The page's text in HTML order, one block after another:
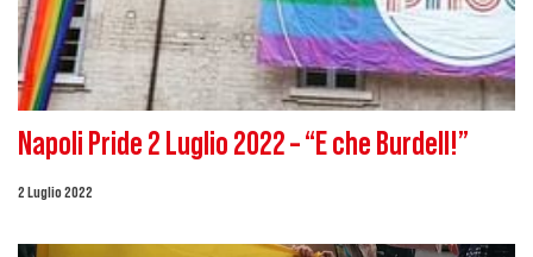
Napoli Pride 2 Luglio 2022 – “E che Burdell!”
2 Luglio 2022